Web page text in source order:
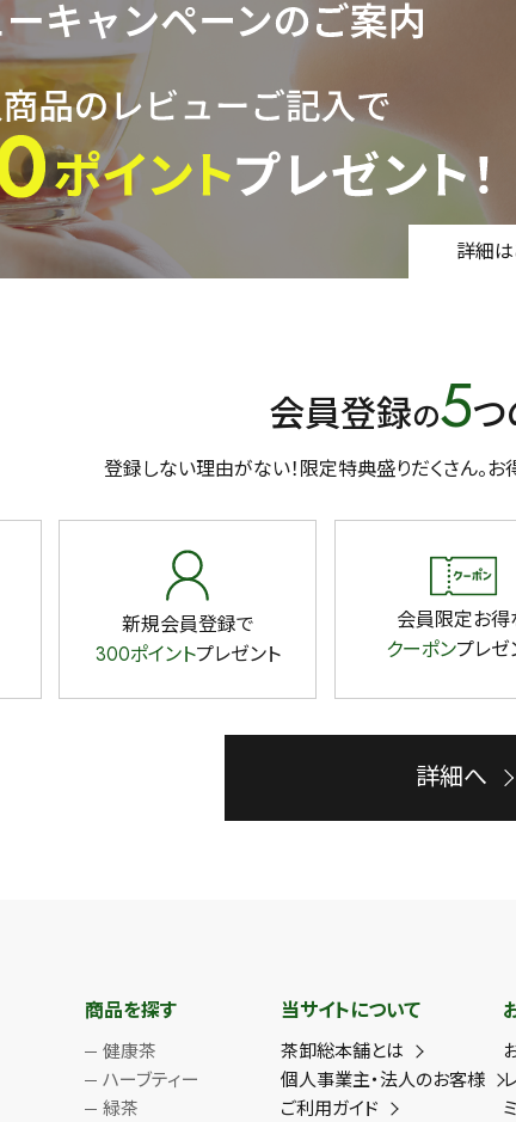
ルイボス カモミール 仙鶴草 深蒸し茶 業務用 大容量
価格で探す
〜
500g 1000g
検索
詳細は
会員登録の5つ
登録しない理由がない！限定特典盛りだくさん。お
新規会員登録で
300ポイントプレゼント
会員限定お得
クーポンプレゼ
詳細へ
商品を探す
健康茶
ハーブティー
緑茶
当サイトについて
茶卸総本舗とは
個人事業主・法人のお客様
ご利用ガイド